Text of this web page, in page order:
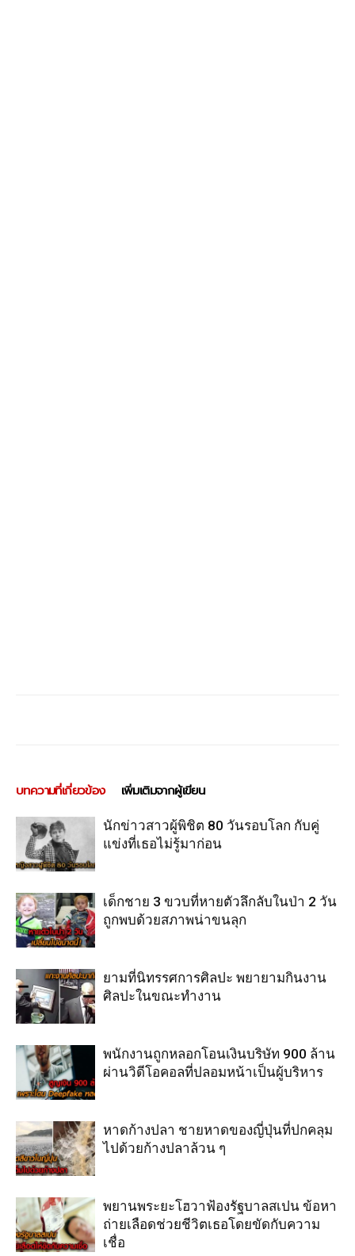
บทความที่เกี่ยวข้อง เพิ่มเติมจากผู้เขียน
นักข่าวสาวผู้พิชิต 80 วันรอบโลก กับคู่
แข่งที่เธอไม่รู้มาก่อน
เด็กชาย 3 ขวบที่หายตัวลึกลับในป่า 2 วัน
ถูกพบด้วยสภาพน่าขนลุก
ยามที่นิทรรศการศิลปะ พยายามกินงาน
ศิลปะในขณะทำงาน
พนักงานถูกหลอกโอนเงินบริษัท 900 ล้าน
ผ่านวิดีโอคอลที่ปลอมหน้าเป็นผู้บริหาร
หาดก้างปลา ชายหาดของญี่ปุ่นที่ปกคลุม
ไปด้วยก้างปลาล้วน ๆ
พยานพระยะโฮวาฟ้องรัฐบาลสเปน ข้อหา
ถ่ายเลือดช่วยชีวิตเธอโดยขัดกับความ
เชื่อ